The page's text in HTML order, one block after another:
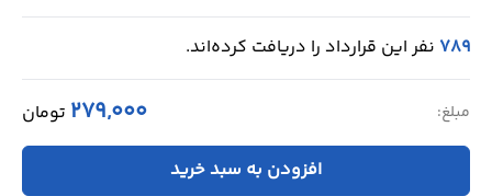
789 نفر این قرارداد را دریافت کرده‌اند.
مبلغ: 279,000 تومان
افزودن به سبد خرید